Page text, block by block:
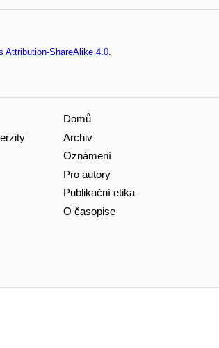
Attribution-ShareAlike 4.0
Domů
Archiv
Oznámení
Pro autory
Publikační etika
O časopise